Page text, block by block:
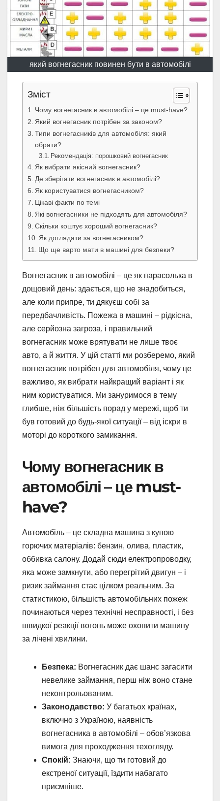
який вогнегасник повинен бути в автомобілі
Зміст
Чому вогнегасник в автомобілі – це must-have?
Який вогнегасник потрібен за законом?
Типи вогнегасників для автомобіля: який
обрати?
Рекомендація: порошковий вогнегасник
Як вибрати якісний вогнегасник?
Де зберігати вогнегасник в автомобілі?
Як користуватися вогнегасником?
Цікаві факти по темі
Які вогнегасники не підходять для автомобіля?
Скільки коштує хороший вогнегасник?
Як доглядати за вогнегасником?
Що ще варто мати в машині для безпеки?
Вогнегасник в автомобілі – це як парасолька в
дощовий день: здається, що не знадобиться,
але коли припре, ти дякуєш собі за
передбачливість. Пожежа в машині – рідкісна,
але серйозна загроза, і правильний
вогнегасник може врятувати не лише твоє
авто, а й життя. У цій статті ми розберемо, який
вогнегасник потрібен для автомобіля, чому це
важливо, як вибрати найкращий варіант і як
ним користуватися. Ми зануримося в тему
глибше, ніж більшість порад у мережі, щоб ти
був готовий до будь-якої ситуації – від іскри в
моторі до короткого замикання.
Чому вогнегасник в
автомобілі – це must-
have?
Автомобіль – це складна машина з купою
горючих матеріалів: бензин, олива, пластик,
оббивка салону. Додай сюди електропроводку,
яка може замкнути, або перегрітий двигун – і
ризик займання стає цілком реальним. За
статистикою, більшість автомобільних пожеж
починаються через технічні несправності, і без
швидкої реакції вогонь може охопити машину
за лічені хвилини.
Безпека: Вогнегасник дає шанс загасити
невелике займання, перш ніж воно стане
неконтрольованим.
Законодавство: У багатьох країнах,
включно з Україною, наявність
вогнегасника в автомобілі – обов’язкова
вимога для проходження техогляду.
Спокій: Знаючи, що ти готовий до
екстреної ситуації, їздити набагато
приємніше.